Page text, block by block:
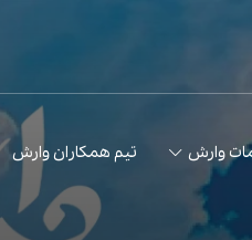
وارش تیم همکاران وارش